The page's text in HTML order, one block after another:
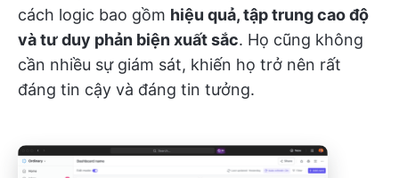
cách logic bao gồm hiệu quả, tập trung cao độ
và tư duy phản biện xuất sắc. Họ cũng không
cần nhiều sự giám sát, khiến họ trở nên rất
đáng tin cậy và đáng tin tưởng.